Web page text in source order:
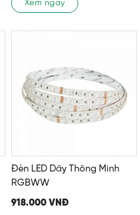
Xem ngay
Đèn LED Dây Thông Minh
RGBWW
918.000 VNĐ